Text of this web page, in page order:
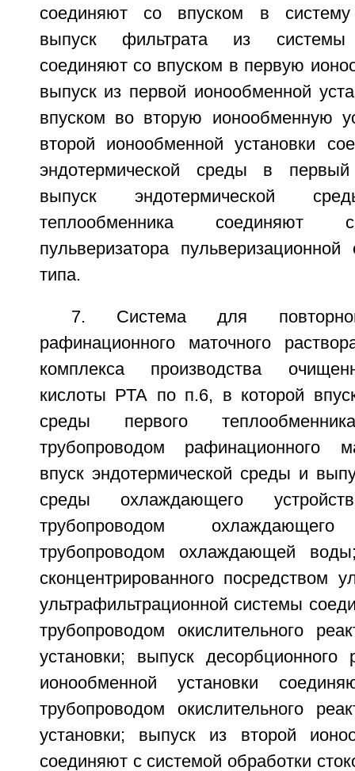
соединяют со впуском в систему
выпуск фильтрата из системы
соединяют со впуском в первую
выпуск из первой ионообменной
впуском во вторую ионообменную
второй ионообменной установки
эндотермической среды в
выпуск эндотермической
теплообменника соединяют
пульверизатора
типа.
7. Система для
рафинационного маточного
комплекса производства
кислоты РТА по п.6, в которой
среды первого
трубопроводом рафинационного
впуск эндотермической среды и
среды охлаждающего
трубопроводом
трубопроводом охлаждающей
сконцентрированного посредством
ультрафильтрационной системы
трубопроводом окислительного
установки; выпуск десорбционного
ионообменной установки
трубопроводом окислительного
установки; выпуск из второй
соединяют с системой обработки